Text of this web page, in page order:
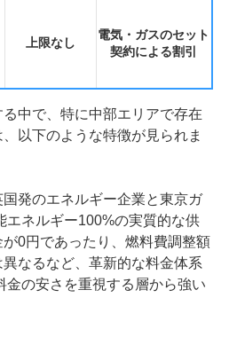
上限なし
電気・ガスのセット
契約による割引
中で、特に中部エリアで存在
以下のような特徴が見られま
国発のエネルギー企業と東京ガ
エネルギー100%の実質的な供
0円であったり、燃料費調整額
なるなど、革新的な料金体系
金の安さを重視する層から強い